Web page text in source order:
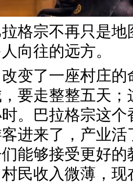
格宗不再只是
向往的远方。
变了一座村庄
要走整整五天
。巴拉格宗这
进来了，产业
能够接受更好
民收入微薄，